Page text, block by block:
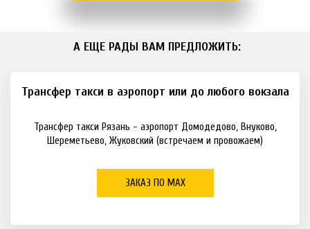
А ЕЩЕ РАДЫ ВАМ ПРЕДЛОЖИТЬ:
Трансфер такси в аэропорт или до любого вокзала
Трансфер такси Рязань - аэропорт Домодедово, Внуково,
Шереметьево, Жуковский (встречаем и провожаем)
ЗАКАЗ ПО МАХ